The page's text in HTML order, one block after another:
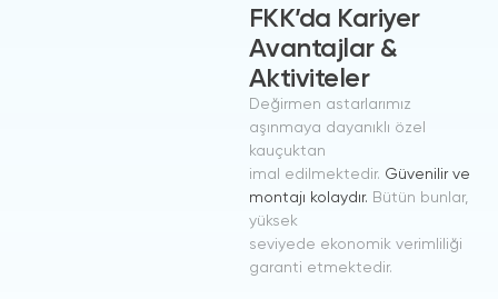
FKK’da Kariyer
Avantajlar &
Aktiviteler
Değirmen astarlarımız
aşınmaya dayanıklı özel
kauçuktan
imal edilmektedir. Güvenilir ve
montajı kolaydır. Bütün bunlar,
yüksek
seviyede ekonomik verimliliği
garanti etmektedir.